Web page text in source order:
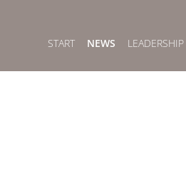
START
NEWS LEADERSHIP